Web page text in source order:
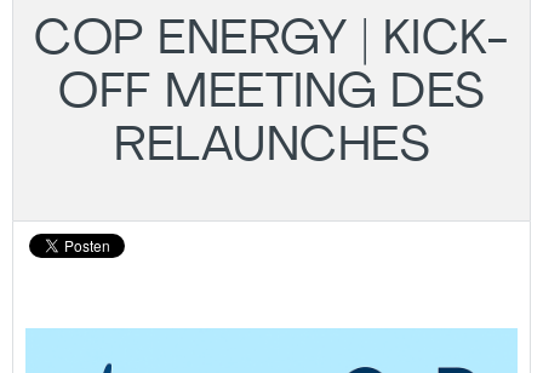
COP ENERGY | KICK-
OFF MEETING DES
RELAUNCHES